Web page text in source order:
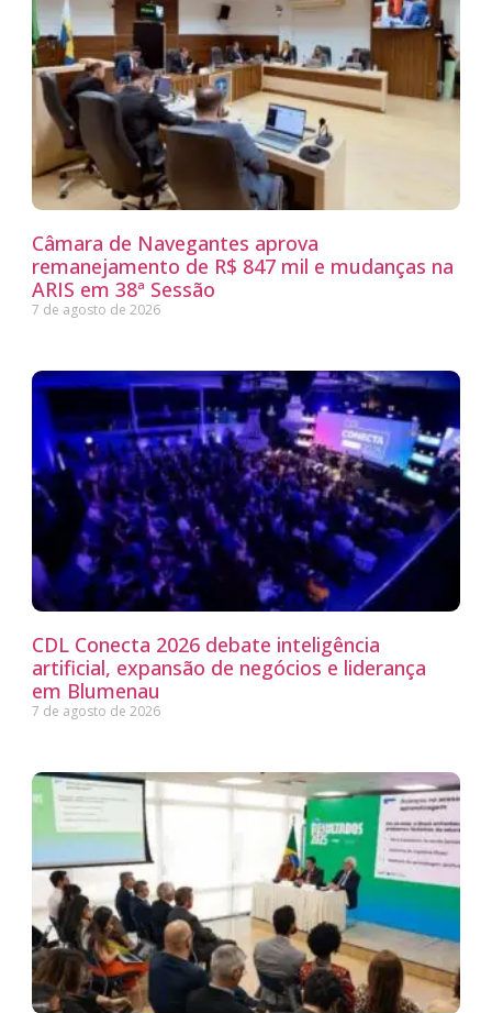
Câmara de Navegantes aprova
remanejamento de R$ 847 mil e mudanças na
ARIS em 38ª Sessão
7 de agosto de 2026
CDL Conecta 2026 debate inteligência
artificial, expansão de negócios e liderança
em Blumenau
7 de agosto de 2026